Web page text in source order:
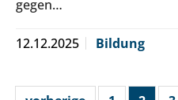
gegen…
12.12.2025 Bildung